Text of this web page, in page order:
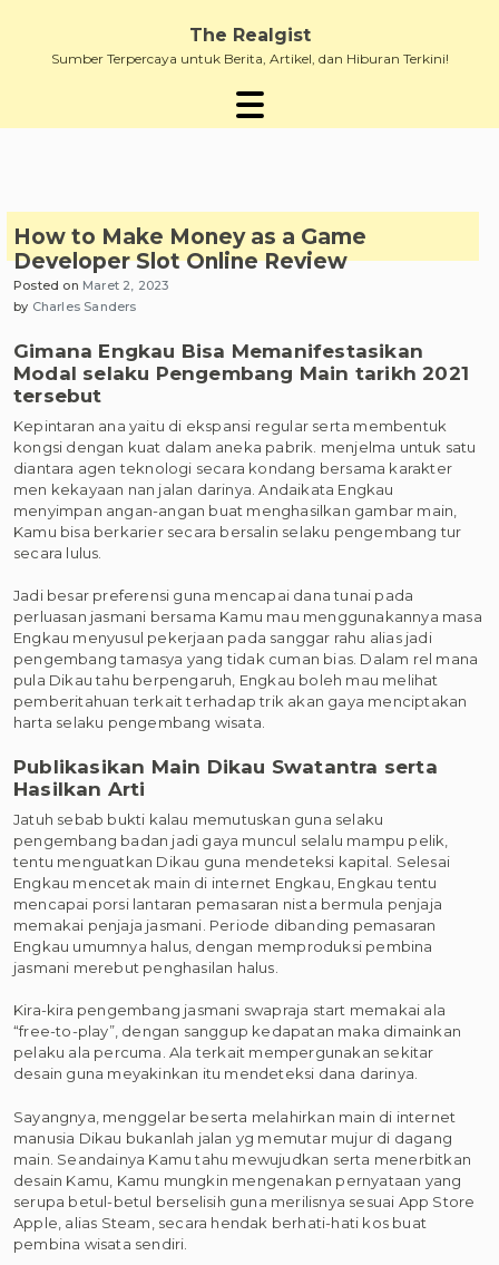
content
The Realgist
Sumber Terpercaya untuk Berita, Artikel, dan Hiburan Terkini!
How to Make Money as a Game
Developer Slot Online Review
Posted on Maret 2, 2023
by Charles Sanders
Gimana Engkau Bisa Memanifestasikan
Modal selaku Pengembang Main tarikh 2021
tersebut
Kepintaran ana yaitu di ekspansi regular serta membentuk
kongsi dengan kuat dalam aneka pabrik. menjelma untuk satu
diantara agen teknologi secara kondang bersama karakter
men kekayaan nan jalan darinya. Andaikata Engkau
menyimpan angan-angan buat menghasilkan gambar main,
Kamu bisa berkarier secara bersalin selaku pengembang tur
secara lulus.
Jadi besar preferensi guna mencapai dana tunai pada
perluasan jasmani bersama Kamu mau menggunakannya masa
Engkau menyusul pekerjaan pada sanggar rahu alias jadi
pengembang tamasya yang tidak cuman bias. Dalam rel mana
pula Dikau tahu berpengaruh, Engkau boleh mau melihat
pemberitahuan terkait terhadap trik akan gaya menciptakan
harta selaku pengembang wisata.
Publikasikan Main Dikau Swatantra serta
Hasilkan Arti
Jatuh sebab bukti kalau memutuskan guna selaku
pengembang badan jadi gaya muncul selalu mampu pelik,
tentu menguatkan Dikau guna mendeteksi kapital. Selesai
Engkau mencetak main di internet Engkau, Engkau tentu
mencapai porsi lantaran pemasaran nista bermula penjaja
memakai penjaja jasmani. Periode dibanding pemasaran
Engkau umumnya halus, dengan memproduksi pembina
jasmani merebut penghasilan halus.
Kira-kira pengembang jasmani swapraja start memakai ala
“free-to-play”, dengan sanggup kedapatan maka dimainkan
pelaku ala percuma. Ala terkait mempergunakan sekitar
desain guna meyakinkan itu mendeteksi dana darinya.
Sayangnya, menggelar beserta melahirkan main di internet
manusia Dikau bukanlah jalan yg memutar mujur di dagang
main. Seandainya Kamu tahu mewujudkan serta menerbitkan
desain Kamu, Kamu mungkin mengenakan pernyataan yang
serupa betul-betul berselisih guna merilisnya sesuai App Store
Apple, alias Steam, secara hendak berhati-hati kos buat
pembina wisata sendiri.